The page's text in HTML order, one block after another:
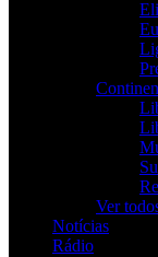
Ver
Notícias
Rádio